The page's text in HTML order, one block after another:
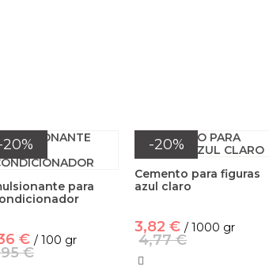
20%
para
€ / 100 gr
€
-20%
Cemento para figuras
azul claro
3,82 € / 1000 gr
4,77 €